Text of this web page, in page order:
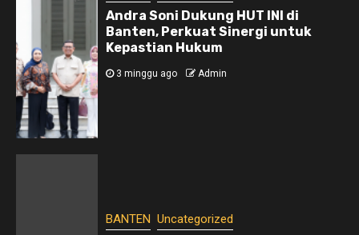
Andra Soni Dukung HUT INI di
Banten, Perkuat Sinergi untuk
Kepastian Hukum
3 minggu ago Admin
BANTEN Uncategorized